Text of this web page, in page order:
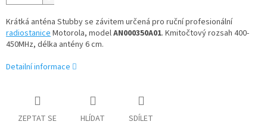
Krátká anténa Stubby se závitem určená pro ruční profesionální
radiostaniceMotorola, modelAN000350A01. Kmitočtový rozsah 400-
450MHz, délka antény 6 cm.
Detailní informace
ZEPTAT SE HLÍDAT SDÍLET